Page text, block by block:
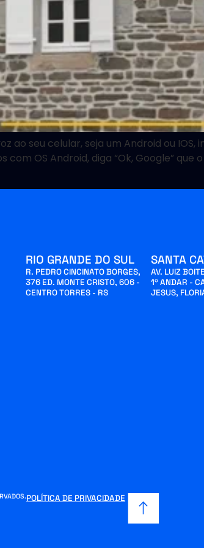
ao seu celular, seja um Android ou IOS,
OS Android, diga “Ok, Google” que
RIO GRANDE DO SUL
R. PEDRO CINCINATO BORGES,
376 ED. MONTE CRISTO, 606 -
CENTRO TORRES - RS
SANTA
AV. LUIZ
1º ANDAR -
JESUS,
POLÍTICA DE PRIVACIDADE